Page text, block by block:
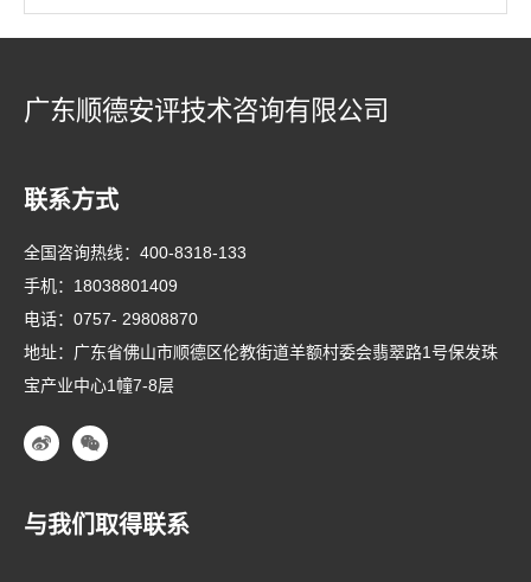
广东顺德安评技术咨询有限公司
联系方式
全国咨询热线： 400-8318-133
手机： 18038801409
电话： 0757- 29808870
地址：广东省佛山市顺德区伦教街道羊额村委会翡翠路1号保发珠
宝产业中心1幢7-8层
与我们取得联系